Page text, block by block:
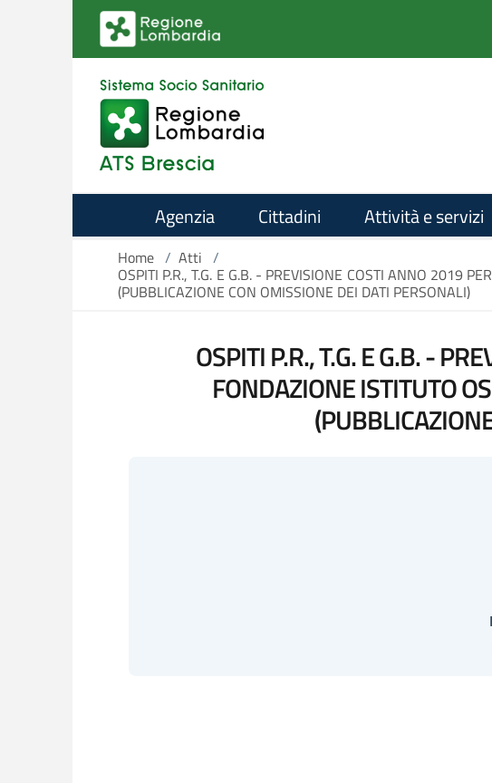
Salta al contenuto principale
Agenzia Cittadini Attività e servizi
Home / Atti /
OSPITI P.R., T.G. E G.B. - PREVISIONE COSTI ANNO 2019
(PUBBLICAZIONE CON OMISSIONE DEI DATI PERSONALI)
OSPITI P.R., T.G. E G.B. -
FONDAZIONE ISTITUTO